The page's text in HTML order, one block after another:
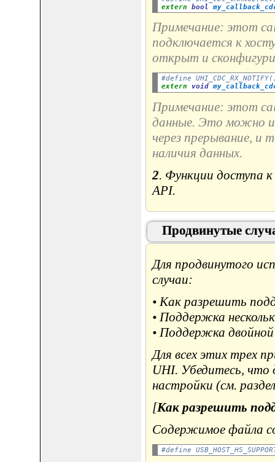
extern
bool
Примечание: этот
подключается к
открыт и
#define
extern
void
Примечание: этот
данные. Это можно
через прерывание, и
наличия данных.
2. Функции доступа
API.
Продвинутые
Для продвинутого
случаи:
• Как разрешить
• Поддержка
• Поддержка
Для всех этих трех
UHI. Убедитесь, что
настройки (см.
[Как разрешить
Содержимое файла
#define